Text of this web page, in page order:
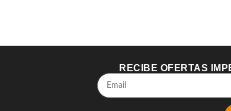
RECIBE OFERTAS